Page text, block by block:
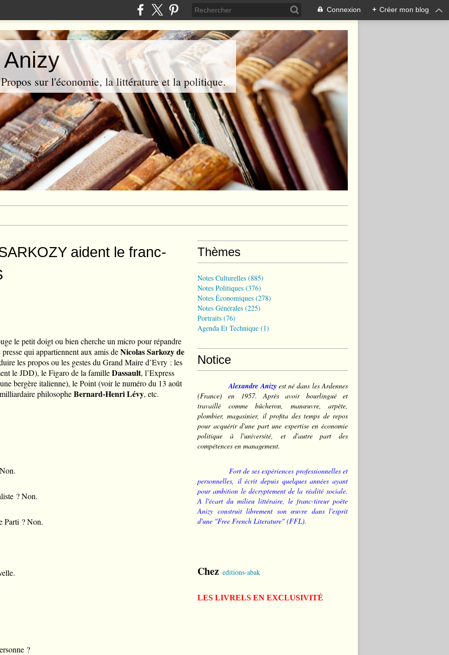
Connexion + Créer mon blog
sur l'économie, la littérature et la politique.
aident le franc-
le petit doigt ou bien cherche un micro pour répandre
qui appartiennent aux amis deNicolas Sarkozy de
les propos ou les gestes du Grand Maire d’Evry : les
le JDD), le Figaro de la familleDassault, l’Express
bergère italienne), le Point (voir le numéro du 13 août
philosopheBernard-Henri Lévy, etc.
? Non.
Parti ? Non.
?
Thèmes
Notes Culturelles (885)
Notes Politiques (376)
Notes Économiques (278)
Notes Générales (225)
Portraits (76)
Agenda Et Technique (1)
Notice
Alexandre Anizy est né dans les Ardennes
(France) en 1957. Après avoir bourlingué et
travaillé comme bûcheron, manœuvre, arpète,
plombier, magasinier, il profita des temps de repos
pour acquérir d'une part une expertise en économie
politique à l'université, et d'autre part des
compétences en management.
Fort de ses expériences professionnelles et
personnelles, il écrit depuis quelques années ayant
pour ambition le décryptement de la réalité sociale.
A l'écart du milieu littéraire, le franc-tireur poète
Anizy construit librement son œuvre dans l'esprit
d'une "Free French Literature" (FFL).
Chez editions-abak
LES LIVRELS EN EXCLUSIVITÉ